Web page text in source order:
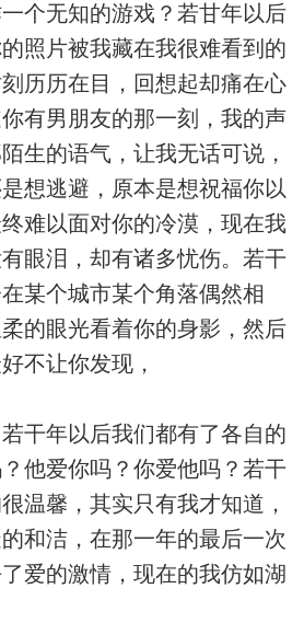
个无知的游戏？若甘年以后
照片被我藏在我很难看到的
历历在目，回想起却痛在心
有男朋友的那一刻，我的声
生的语气，让我无话可说，
想逃避，原本是想祝福你以
难以面对你的冷漠，现在我
眼泪，却有诸多忧伤。若干
某个城市某个角落偶然相
的眼光看着你的身影，然后
不让你发现，
年以后我们都有了各自的
他爱你吗？你爱他吗？若干
温馨，其实只有我才知道，
和洁，在那一年的最后一次
爱的激情，现在的我仿如湖